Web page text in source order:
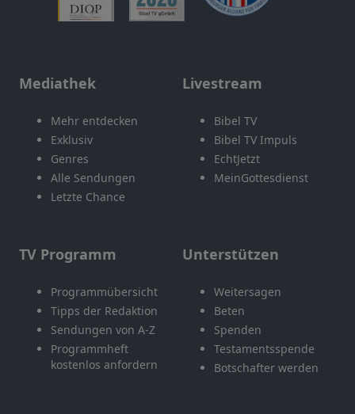
Mediathek
Mehr entdecken
Exklusiv
Genres
Alle Sendungen
Letzte Chance
Livestream
Bibel TV
Bibel TV Impuls
EchtJetzt
MeinGottesdienst
TV Programm
Programmübersicht
Tipps der Redaktion
Sendungen von A-Z
Programmheft
kostenlos anfordern
Unterstützen
Weitersagen
Beten
Spenden
Testamentsspende
Botschafter werden